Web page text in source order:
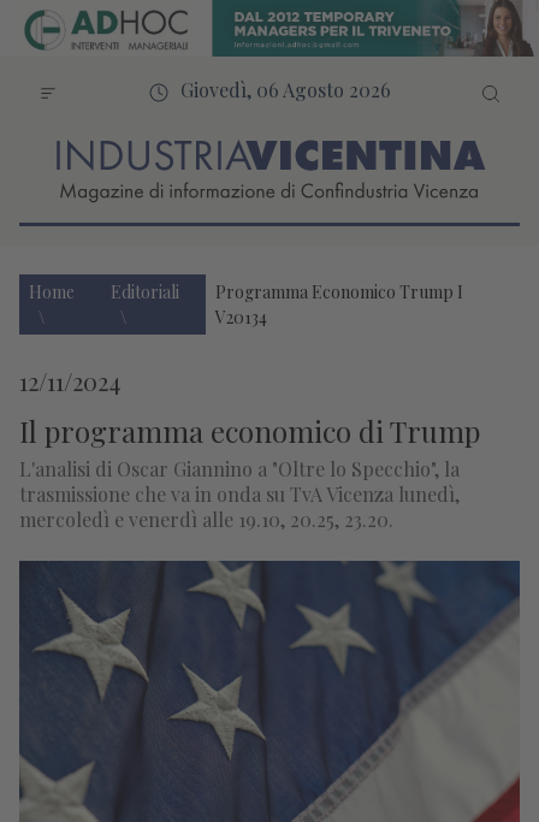
Giovedì, 06 Agosto 2026
Home Editoriali
Programma Economico Trump I
V20134
12/11/2024
Il programma economico di Trump
L'analisi di Oscar Giannino a "Oltre lo Specchio", la
trasmissione che va in onda su TvA Vicenza lunedì,
mercoledì e venerdì alle 19.10, 20.25, 23.20.